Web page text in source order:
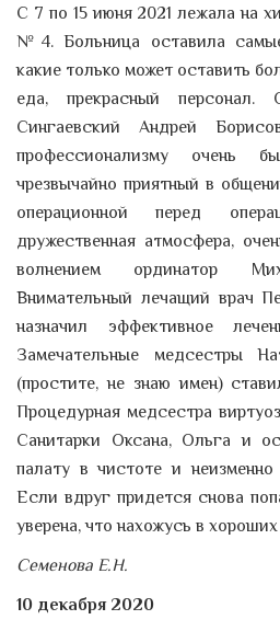
С 7 по 15 июня 2021 лежала на
№4. Больница оставила
какие только может оставить
еда, прекрасный персонал.
Сингаевский Андрей
профессионализму очень
чрезвычайно приятный в
операционной перед
дружественная атмосфера,
волнением ординатор
Внимательный лечащий врач
назначил эффективное
Замечательные медсестры
(простите, не знаю имен)
Процедурная медсестра
Санитарки Оксана, Ольга и
палату в чистоте и
Если вдруг придется снова
уверена, что нахожусь в
Семенова Е.Н.
10 декабря 2020